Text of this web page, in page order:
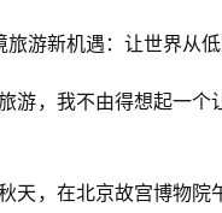
游新机遇：让世界从低
游，我不由得想起一个
天，在北京故宫博物院